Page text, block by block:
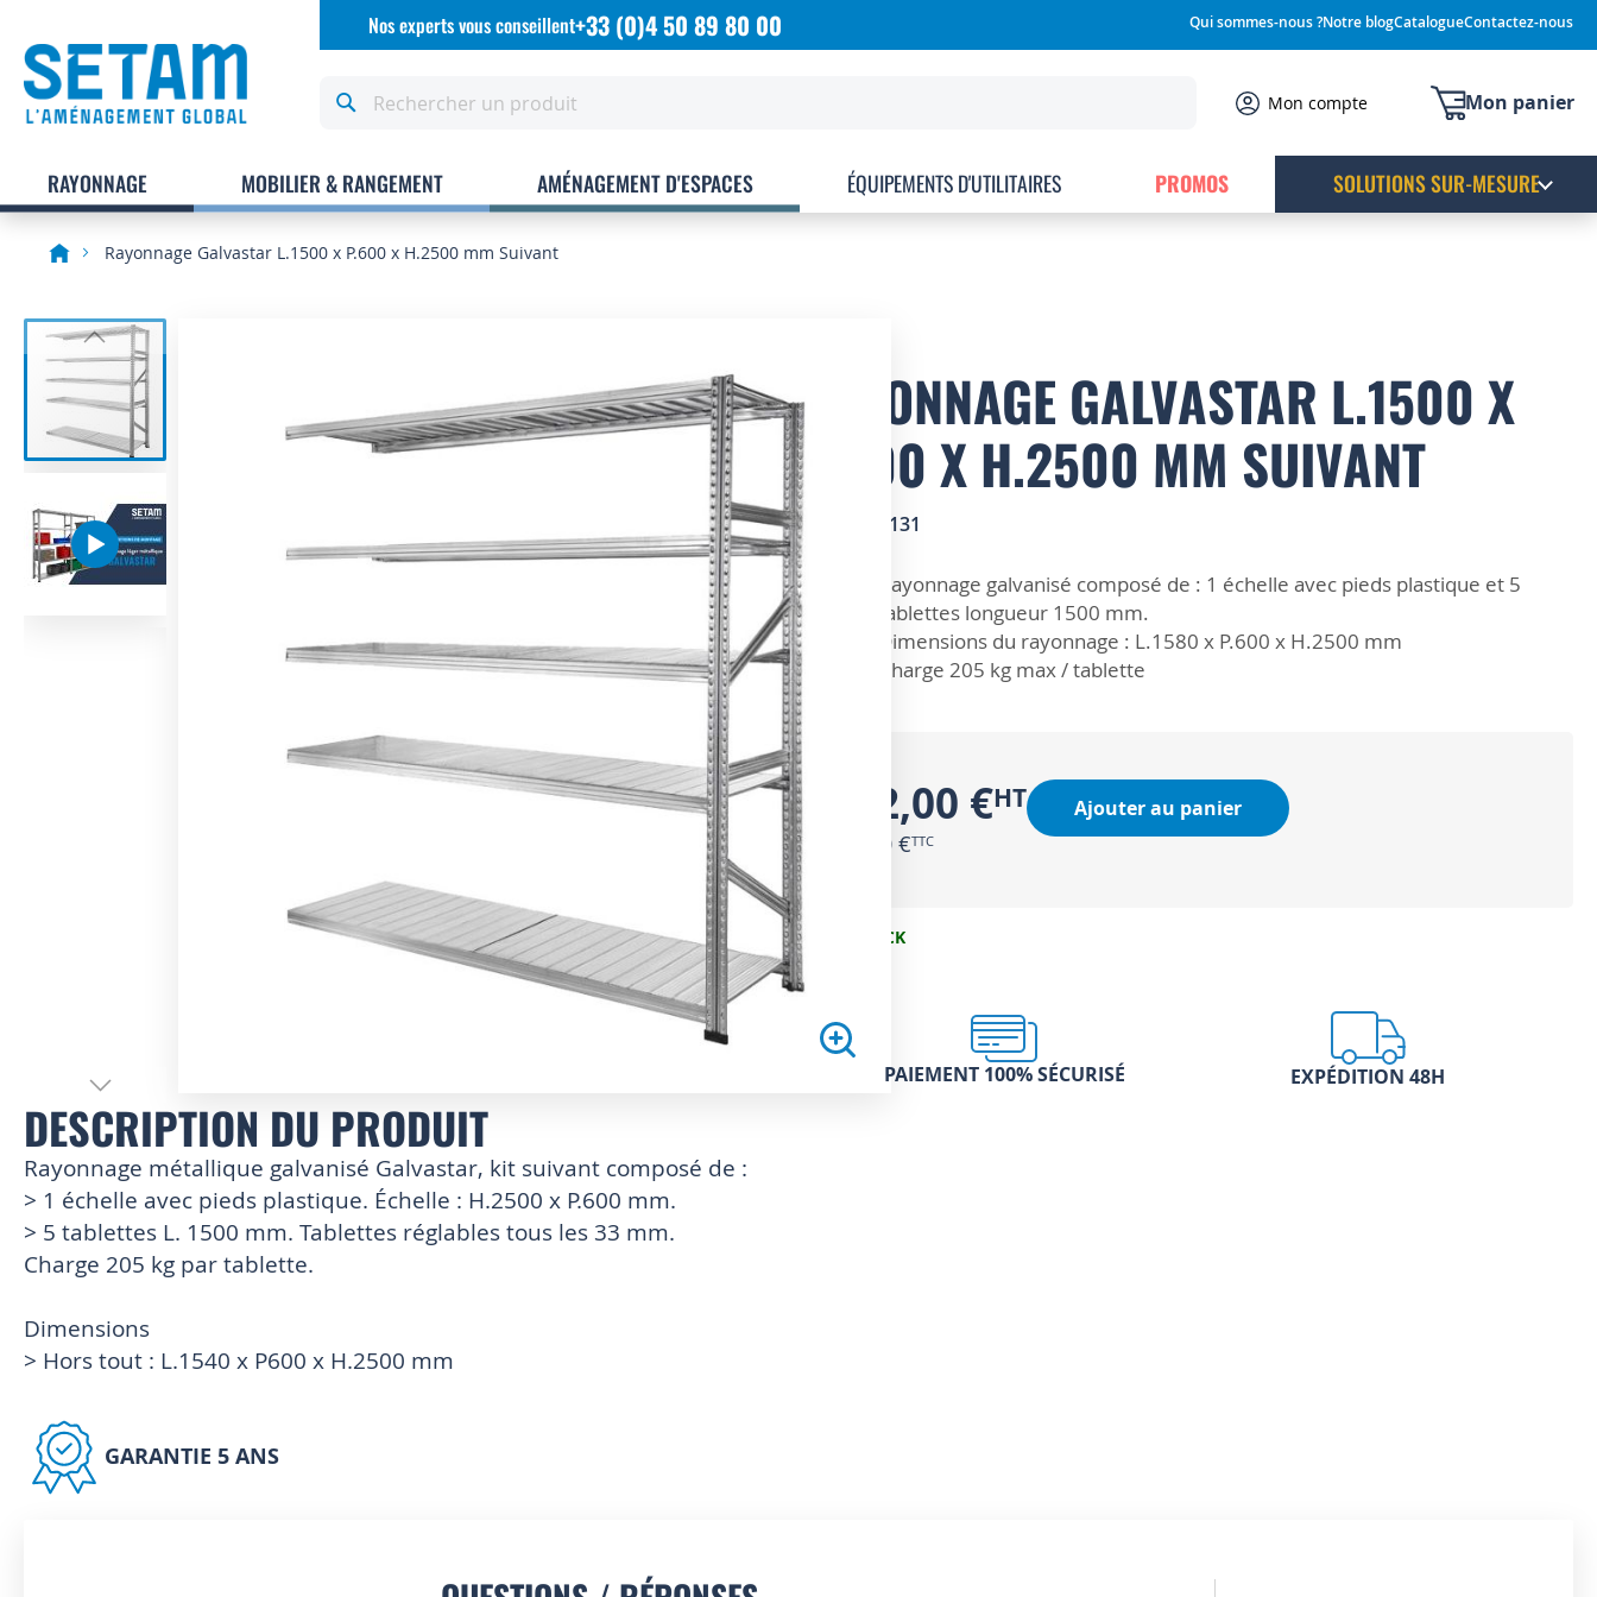
Allez
Qui sommes-nous ?Notre blogCatalogueContactez-nous
Nos experts vous conseillent+33 (0)4 50 89 80 00
Mon panier
Mon compte
RAYONNAGE MOBILIER & RANGEMENT AMÉNAGEMENT D'ESPACES ÉQUIPEMENTS D'UTILITAIRES PROMOS SOLUTIONS SUR-MESURE
Rayonnage Galvastar L.1500 x P.600 x H.2500 mm Suivant
Skip
to
the
end
the
beginning
of
the
images
gallery
RAYONNAGE GALVASTAR L.1500 X
P.600 X H.2500 MM SUIVANT
SKU 1820131
ZOOM SUR
Rayonnage galvanisé composé de : 1 échelle avec pieds plastique et 5
tablettes longueur 1500 mm.
Dimensions du rayonnage : L.1580 x P.600 x H.2500 mm
Charge 205 kg max / tablette
222,00 €
266,40 €
Ajouter au panier
EN STOCK
PAIEMENT 100% SÉCURISÉ EXPÉDITION 48H
DESCRIPTION DU PRODUIT
Rayonnage métallique galvanisé Galvastar, kit suivant composé de :
> 1 échelle avec pieds plastique. Échelle : H.2500 x P.600 mm.
> 5 tablettes L. 1500 mm. Tablettes réglables tous les 33 mm.
Charge 205 kg par tablette.
Dimensions
> Hors tout : L.1540 x P600 x H.2500 mm
GARANTIE 5 ANS